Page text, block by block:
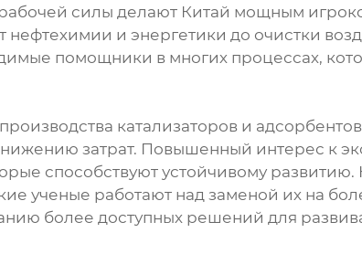
силы делают Китай мощным
и энергетики до очистки
помощники в многих процессах,
катализаторов и
затрат. Повышенный интерес к
способствуют устойчивому
ученые работают над заменой их на
более доступных решений для